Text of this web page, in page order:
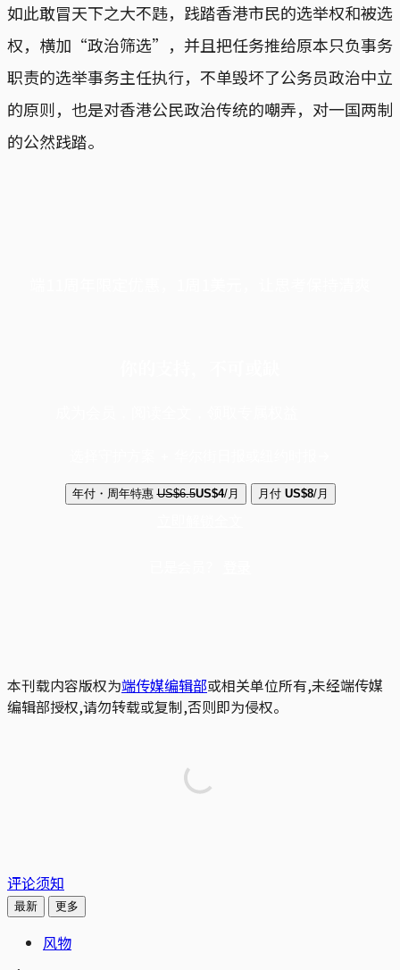
如此敢冒天下之大不韪，践踏香港市民的选举权和被选
权，横加“政治筛选”，并且把任务推给原本只负事务
职责的选举事务主任执行，不单毁坏了公务员政治中立
的原则，也是对香港公民政治传统的嘲弄，对一国两制
的公然践踏。
年付・周年特惠 US$6.5US$4/月 月付 US$8/月
本刊载内容版权为端传媒编辑部或相关单位所有,未经端传媒
编辑部授权,请勿转载或复制,否则即为侵权。
评论须知
最新 更多
风物